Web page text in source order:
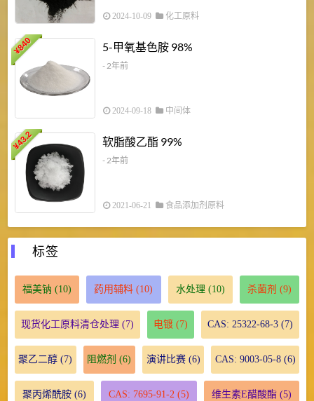
2024-10-09 化工原料
¥
840 5-甲氧基色胺 98%
- 2年前
2024-09-18 中间体
¥
43.2 软脂酸乙酯 99%
- 2年前
2021-06-21 食品添加剂原料
标签
福美钠 (10) 药用辅料 (10) 水处理 (10) 杀菌剂 (9)
现货化工原料清仓处理 (7) 电镀 (7) CAS: 25322-68-3 (7)
聚乙二醇 (7) 阻燃剂 (6) 演讲比赛(6) CAS: 9003-05-8(6)
聚丙烯酰胺(6) CAS: 7695-91-2 (5) 维生素E醋酸酯 (5)